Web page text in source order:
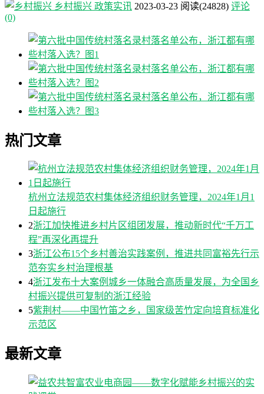
乡村振兴 政策实讯 2023-03-23 阅读(24828) 评论
(0)
热门文章
杭州立法规范农村集体经济组织财务管理，2024年1月1
日起施行
2浙江加快推进乡村片区组团发展，推动新时代“千万工
程”再深化再提升
3浙江公布15个乡村善治实践案例，推进共同富裕先行示
范夯实乡村治理根基
4浙江发布十大案例城乡一体融合高质量发展，为全国乡
村振兴提供可复制的浙江经验
5紫荆村——中国竹笛之乡，国家级苦竹定向培育标准化
示范区
最新文章